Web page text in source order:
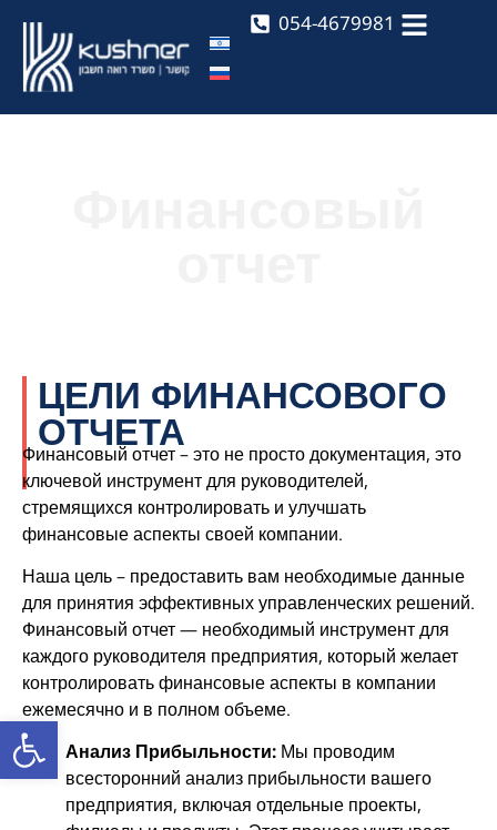
054-4679981
ЦЕЛИ ФИНАНСОВОГО
ОТЧЕТА
Финансовый отчет – это не просто документация, это
ключевой инструмент для руководителей,
стремящихся контролировать и улучшать
финансовые аспекты своей компании.
Наша цель – предоставить вам необходимые данные
для принятия эффективных управленческих решений.
Финансовый отчет — необходимый инструмент для
каждого руководителя предприятия, который желает
контролировать финансовые аспекты в компании
ежемесячно и в полном объеме.
Анализ Прибыльности: Мы проводим
всесторонний анализ прибыльности вашего
предприятия, включая отдельные проекты,
Открыть панель инструментов